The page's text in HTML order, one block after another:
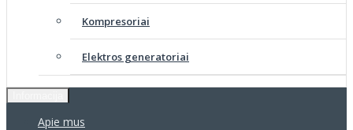
Kompresoriai
Elektros generatoriai
Apie mus